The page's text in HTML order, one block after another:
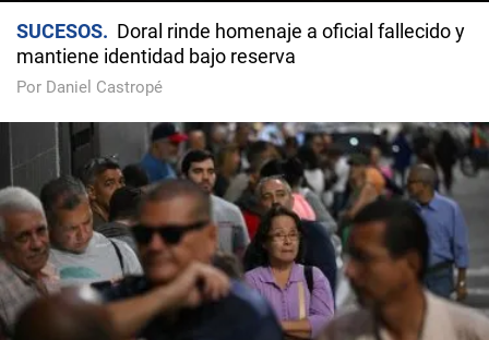
SUCESOS
Doral rinde homenaje a oficial fallecido y
mantiene identidad bajo reserva
Por Daniel Castropé